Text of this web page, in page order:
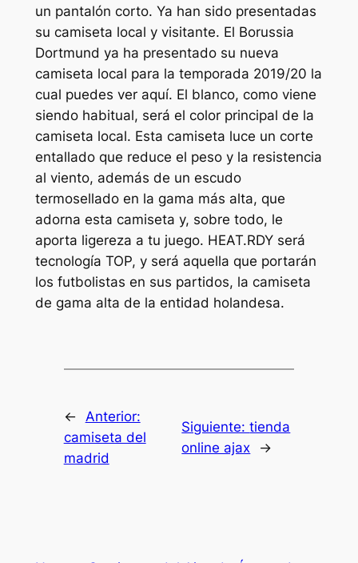
un pantalón corto. Ya han sido presentadas
su camiseta local y visitante. El Borussia
Dortmund ya ha presentado su nueva
camiseta local para la temporada 2019/20 la
cual puedes ver aquí. El blanco, como viene
siendo habitual, será el color principal de la
camiseta local. Esta camiseta luce un corte
entallado que reduce el peso y la resistencia
al viento, además de un escudo
termosellado en la gama más alta, que
adorna esta camiseta y, sobre todo, le
aporta ligereza a tu juego. HEAT.RDY será
tecnología TOP, y será aquella que portarán
los futbolistas en sus partidos, la camiseta
de gama alta de la entidad holandesa.
← Anterior:
camiseta del
madrid
Siguiente:tienda
online ajax
→